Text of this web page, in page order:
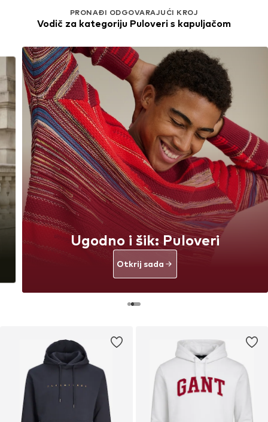
PRONAĐI ODGOVARAJUĆI KROJ
Vodič za kategoriju Puloveri s kapuljačom
Ugodno i šik: Puloveri
Otkrij sada